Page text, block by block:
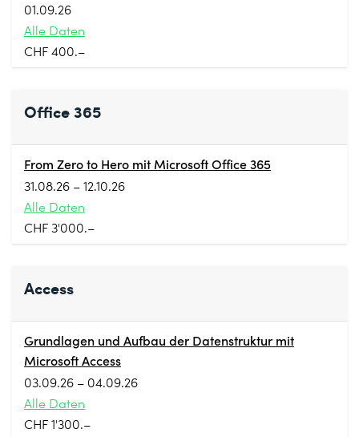
01.09.26
Alle Daten
CHF 400.–
Office 365
From Zero to Hero mit Microsoft Office 365
31.08.26 – 12.10.26
Alle Daten
CHF 3'000.–
Access
Grundlagen und Aufbau der Datenstruktur mit
Microsoft Access
03.09.26 – 04.09.26
Alle Daten
CHF 1'300.–